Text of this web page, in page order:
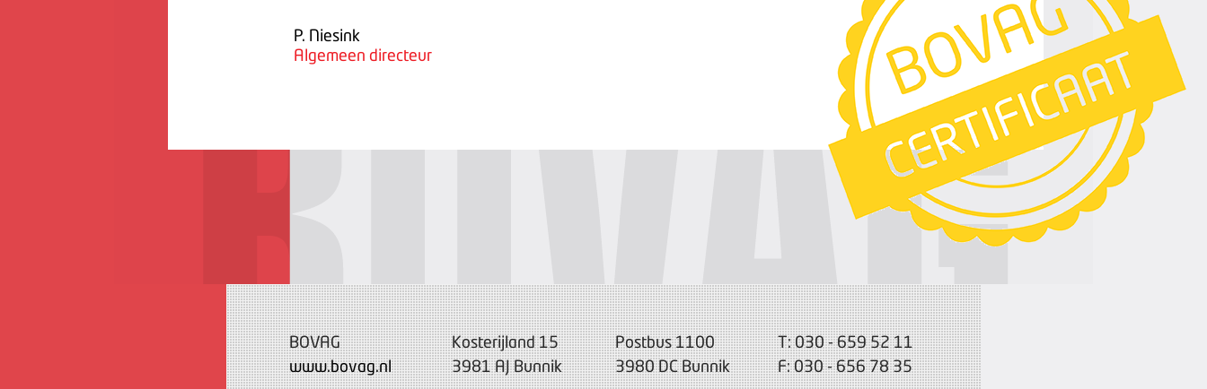
P. Niesink
Algemeen directeur
BOVAG
www.bovag.nl
Kosterijland 15
3981 AJ Bunnik
Postbus 1100
3980 DC Bunnik
T: 030 - 659 52 11
F: 030 - 656 78 35